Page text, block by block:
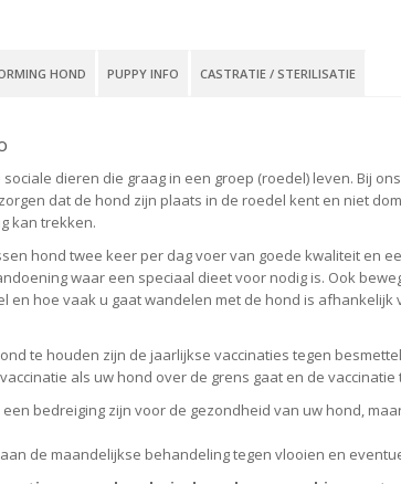
HOND PUPPY INFO CASTRATIE / STERILISATIE
dieren die graag in een groep (roedel) leven. Bij
dat de hond zijn plaats in de roedel kent en niet
kan trekken.
hond twee keer per dag voer van goede kwaliteit en
waar een speciaal dieet voor nodig is. Ook
en hoe vaak u gaat wandelen met de hond is
te houden zijn de jaarlijkse vaccinaties tegen
als uw hond over de grens gaat en de
bedreiging zijn voor de gezondheid van uw hond,
de maandelijkse behandeling tegen vlooien en